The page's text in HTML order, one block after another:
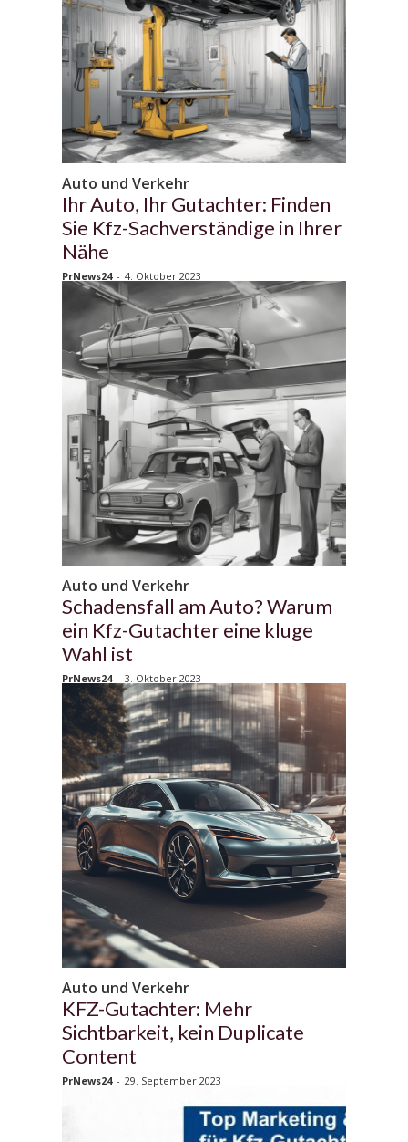
Auto und Verkehr
Ihr Auto, Ihr Gutachter: Finden
Sie Kfz-Sachverständige in Ihrer
Nähe
PrNews24 - 4. Oktober 2023
Auto und Verkehr
Schadensfall am Auto? Warum
ein Kfz-Gutachter eine kluge
Wahl ist
PrNews24 - 3. Oktober 2023
Auto und Verkehr
KFZ-Gutachter: Mehr
Sichtbarkeit, kein Duplicate
Content
PrNews24 - 29. September 2023